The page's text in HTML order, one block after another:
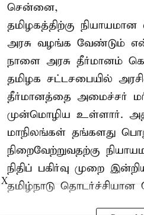
சென்னை,
தமிழகத்திற்கு நியாயமான
அரசு வழங்க வேண்டும்
நாளை அரசு தீர்மானம்
தமிழக சட்டசபையில்
தீர்மானத்தை அமைச்சர்
முன்மொழிய உள்ளார்.
மாநிலங்கள் தங்களது
நிறைவேற்றுவதற்கு
நிதிப் பகிர்வு முறை
தமிழ்நாடு
X